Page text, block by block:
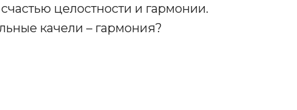
целостности и гармонии.
качели – гармония?